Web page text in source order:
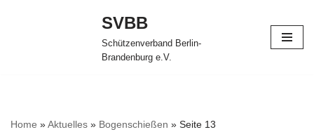
SVBB
Schützenverband Berlin-
Brandenburg e.V.
Home »Aktuelles » Bogenschießen » Seite 13